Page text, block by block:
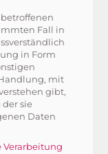
Fall in
in Form
mit
gibt,
der sie
Daten
Verarbeitung